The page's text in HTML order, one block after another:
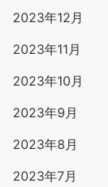
2023年12月
2023年11月
2023年10月
2023年9月
2023年8月
2023年7月